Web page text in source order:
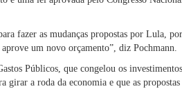
fazer as mudanças propostas por Lula,
um novo orçamento”, diz Pochmann.
Públicos, que congelou os
girar a roda da economia e que as